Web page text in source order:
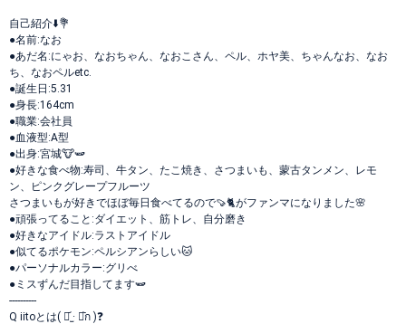
自己紹介⬇️💐
●名前:なお
●あだ名:にゃお、なおちゃん、なおこさん、ペル、ホヤ美、ちゃんなお、なお
ち、なおペルetc.
●誕生日:5.31
●身長:164cm
●職業:会社員
●血液型:A型
●出身:宮城🐮🫛
●好きな食べ物:寿司、牛タン、たこ焼き、さつまいも、蒙古タンメン、レモ
ン、ピンクグレープフルーツ
さつまいもが好きでほぼ毎日食べてるので🍠🐈がファンマになりました🌸
●頑張ってること:ダイエット、筋トレ、自分磨き
●好きなアイドル:ラストアイドル
●似てるポケモン:ペルシアンらしい🐱
●パーソナルカラー:グリべ
●ミスずんだ目指してます🫛
----------
Q iitoとは( ⌯᷄ ·̫ ⌯᷅ก )❓